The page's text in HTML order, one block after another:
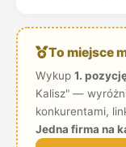
To miejsce
Wykup 1.
Kalisz" —
konkurentami,
Jedna firma na